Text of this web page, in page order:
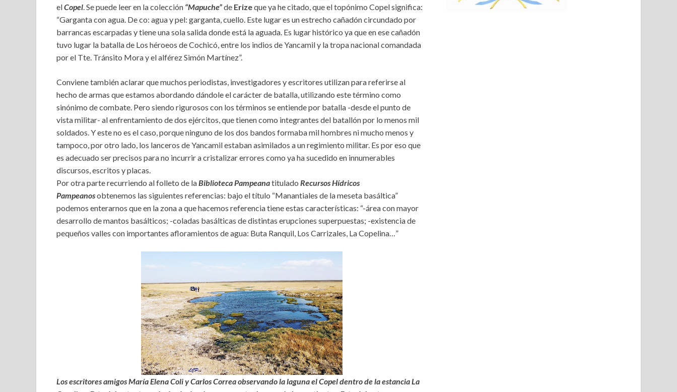
elCopel. Se puede leer en la colección “Mapuche”de Erizeque ya he citado, que el topónimo Copel significa:
“Garganta con agua. De co: agua y pel: garganta, cuello. Este lugar es un estrecho cañadón circundado por
barrancas escarpadas y tiene una sola salida donde está la aguada. Es lugar histórico ya que en ese cañadón
tuvo lugar la batalla de Los héroeos de Cochicó, entre los indios de Yancamil y la tropa nacional comandada
por el Tte. Tránsito Mora y el alférez Simón Martínez”.
Conviene también aclarar que muchos periodistas, investigadores y escritores utilizan para referirse al
hecho de armas que estamos abordando dándole el carácter de batalla, utilizando este término como
sinónimo de combate. Pero siendo rigurosos con los términos se entiende por batalla -desde el punto de
vista militar- al enfrentamiento de dos ejércitos, que tienen como integrantes del batallón por lo menos mil
soldados. Y este no es el caso, porque ninguno de los dos bandos formaba mil hombres ni mucho menos y
tampoco, por otro lado, los lanceros de Yancamil estaban asimilados a un regimiento militar. Es por eso que
es adecuado ser precisos para no incurrir a cristalizar errores como ya ha sucedido en innumerables
discursos, escritos y placas.
Por otra parte recurriendo al folleto de laBiblioteca Pampeanatitulado Recursos Hídricos
Pampeanosobtenemos las siguientes referencias: bajo el título “Manantiales de la meseta basáltica”
podemos enterarnos que en la zona a que hacemos referencia tiene estas características: “-área con mayor
desarrollo de mantos basálticos; -coladas basálticas de distintas erupciones superpuestas; -existencia de
pequeños valles con importantes afloramientos de agua: Buta Ranquil, Los Carrizales, La Copelina…”
Los escritores amigos María Elena Coli y Carlos Correa observando la laguna el Copel dentro de la estancia La